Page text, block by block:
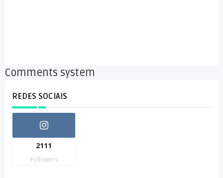
Comments system
REDES SOCIAIS
2111
Followers